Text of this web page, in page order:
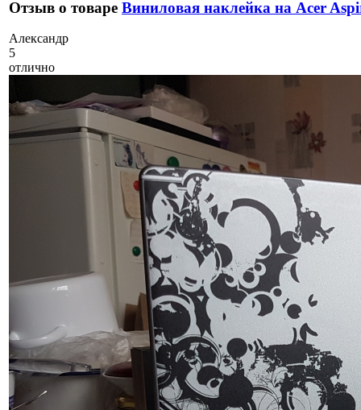
Отзыв о товаре Виниловая наклейка на Acer
Александр
5
отлично